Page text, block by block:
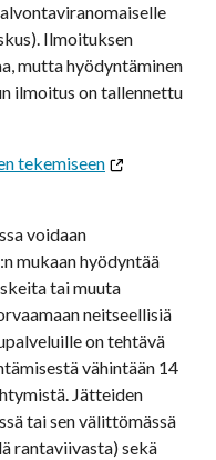
Ilmoituksen
mutta hyödyntäminen
ilmoitus on tallennettu
tekemiseen
voidaan
mukaan hyödyntää
tai muuta
neitseellisiä
on tehtävä
vähintään 14
Jätteiden
tai sen välittömässä
rantaviivasta) sekä